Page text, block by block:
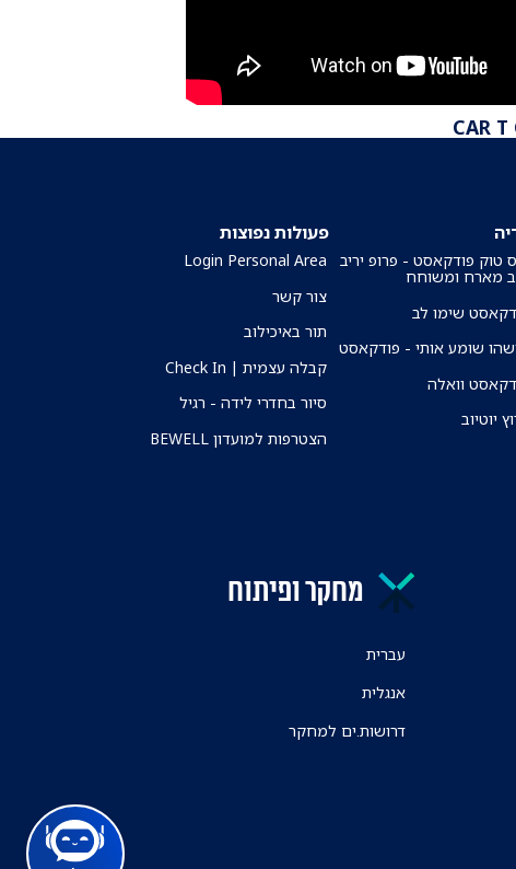
טוק פודקאסט - פרופ יריב
מארח ומשוחח
שימו לב
שומע אותי - פודקאסט
וואלה
יוטיוב
פעולות נפוצות
Login Personal Area
צור קשר
תור באיכילוב
קבלה עצמית | Check In
סיור בחדרי לידה - רגיל
הצטרפות למועדון BEWELL
מחקר ופיתוח
עברית
אנגלית
דרושות.ים למחקר